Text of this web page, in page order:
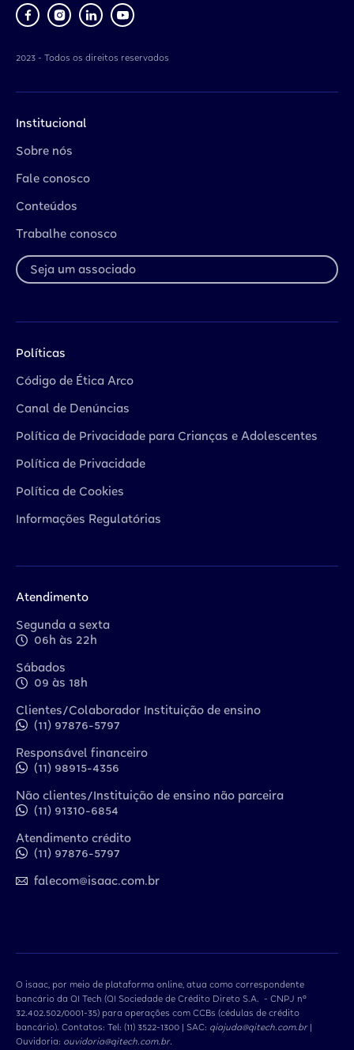
2023 - Todos os direitos reservados
Institucional
Sobre nós
Fale conosco
Conteúdos
Trabalhe conosco
Seja um associado
Políticas
Código de Ética Arco
Canal de Denúncias
Política de Privacidade para Crianças e Adolescentes
Política de Privacidade
Política de Cookies
Informações Regulatórias
Atendimento
Segunda a sexta
06h às 22h
Sábados
09 às 18h
Clientes/Colaborador Instituição de ensino
(11) 97876-5797
Responsável financeiro
(11) 98915-4356
Não clientes/Instituição de ensino não parceira
(11) 91310-6854
Atendimento crédito
(11) 97876-5797
falecom@isaac.com.br
O isaac, por meio de plataforma online, atua como correspondente
bancário da QI Tech (QI Sociedade de Crédito Direto S.A. - CNPJ nº
32.402.502/0001-35) para operações com CCBs (cédulas de crédito
bancário). Contatos: Tel: (11) 3522-1300 | SAC: qiajuda@qitech.com.br|
Ouvidoria: ouvidoria@qitech.com.br.